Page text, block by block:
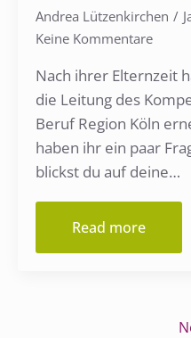
Andrea Lützenkirchen
Keine Kommentare
Nach ihrer Elternzeit
die Leitung des
Beruf Region Köln
haben ihr ein paar
blickst du auf deine…
Read more